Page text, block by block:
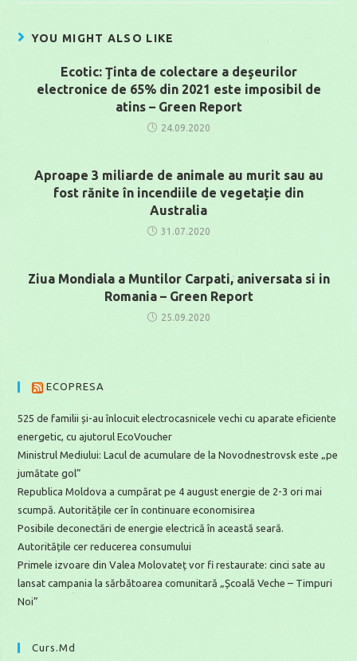
YOU MIGHT ALSO LIKE
Ecotic: Ţinta de colectare a deşeurilor
electronice de 65% din 2021 este imposibil de
atins – Green Report
24.09.2020
Aproape 3 miliarde de animale au murit sau au
fost rănite în incendiile de vegetație din
Australia
31.07.2020
Ziua Mondiala a Muntilor Carpati, aniversata si in
Romania – Green Report
25.09.2020
ECOPRESA
525 de familii și-au înlocuit electrocasnicele vechi cu aparate eficiente
energetic, cu ajutorul EcoVoucher
Ministrul Mediului: Lacul de acumulare de la Novodnestrovsk este „pe
jumătate gol”
Republica Moldova a cumpărat pe 4 august energie de 2-3 ori mai
scumpă. Autoritățile cer în continuare economisirea
Posibile deconectări de energie electrică în această seară.
Autoritățile cer reducerea consumului
Primele izvoare din Valea Molovateț vor fi restaurate: cinci sate au
lansat campania la sărbătoarea comunitară „Școală Veche – Timpuri
Noi”
Curs.md